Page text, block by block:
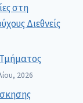
στη
Διεθνείς
2026